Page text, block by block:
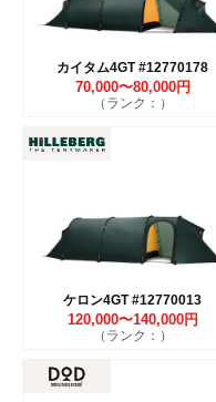
カイタム4GT #12770178
70,000〜80,000円
（ランク：）
ケロン4GT #12770013
120,000〜140,000円
（ランク：）